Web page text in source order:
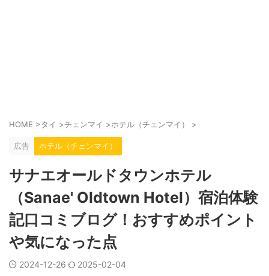
HOME >タイ >チェンマイ >ホテル（チェンマイ） >
広告 ホテル（チェンマイ）
サナエオールドタウンホテル
（Sanae' Oldtown Hotel）宿泊体験
記口コミブログ！おすすめポイント
や気になった点
2024-12-26 2025-02-04